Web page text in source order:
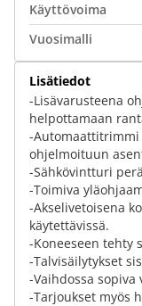
Käyttövoima
Vuosimalli
Lisätiedot
-Lisävarusteena
helpottamaan
-Automaattitrimmi
ohjelmoituun
-Sähkövintturi
-Toimiva
-Akselivetoisena
käytettävissä.
-Koneeseen tehty
-Talvisäilytykset
-Vaihdossa
-Tarjoukset myös